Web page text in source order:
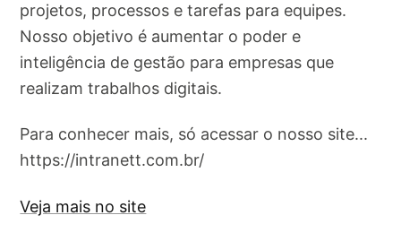
projetos, processos e tarefas para equipes.
Nosso objetivo é aumentar o poder e
inteligência de gestão para empresas que
realizam trabalhos digitais.
Para conhecer mais, só acessar o nosso site...
https://intranett.com.br/
Veja mais no site